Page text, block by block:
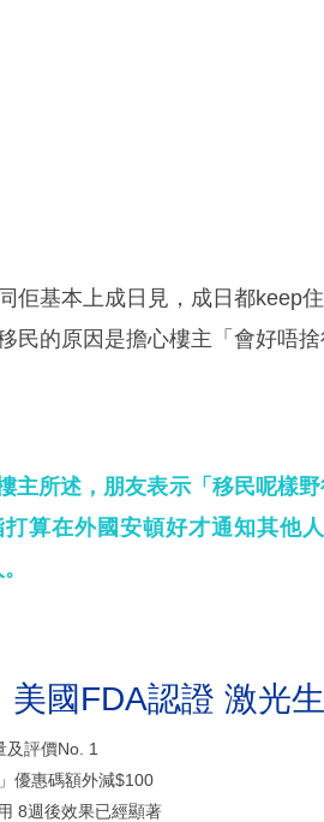
佢基本上成日見，成日都keep
民的原因是擔心樓主「會好唔
主所述，朋友表示「移民呢樣
打算在外國安頓好才通知其他
美國FDA認證 激光
及評價No. 1
優惠碼額外減$100
8週後效果已經顯著